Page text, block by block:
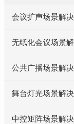
会议扩声场景解
无纸化会议场景
公共广播场景解
舞台灯光场景解
中控矩阵场景解